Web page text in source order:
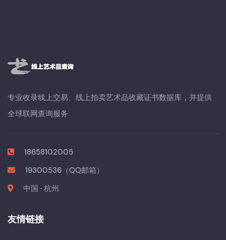
专业收录线上交易、线上拍卖艺术品收藏证书数据库，并提供
全球联网查询服务
18658102005
19300536（QQ邮箱）
中国 · 杭州
友情链接